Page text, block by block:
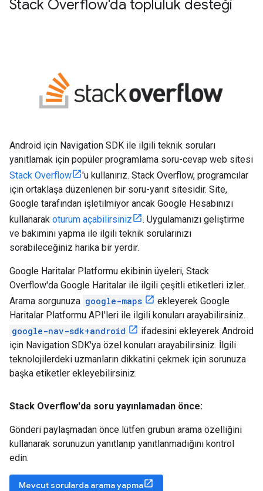
Stack Overflow'da topluluk desteği
Android için Navigation SDK ile ilgili teknik soruları
yanıtlamak için popüler programlama soru-cevap web sitesi
Stack Overflow
'u kullanırız. Stack Overflow, programcılar
için ortaklaşa düzenlenen bir soru-yanıt sitesidir. Site,
Google tarafından işletilmiyor ancak Google Hesabınızı
kullanarak oturum açabilirsiniz
. Uygulamanızı geliştirme
ve bakımını yapma ile ilgili teknik sorularınızı
sorabileceğiniz harika bir yerdir.
Google Haritalar Platformu ekibinin üyeleri, Stack
Overflow'da Google Haritalar ile ilgili çeşitli etiketleri izler.
Arama sorgunuza google-maps
ekleyerek Google
Haritalar Platformu API'leri ile ilgili konuları arayabilirsiniz.
google-nav-sdk+android
ifadesini ekleyerek Android
için Navigation SDK'ya özel konuları arayabilirsiniz. İlgili
teknolojilerdeki uzmanların dikkatini çekmek için sorunuza
başka etiketler ekleyebilirsiniz.
Stack Overflow'da soru yayınlamadan önce:
Gönderi paylaşmadan önce lütfen grubun arama özelliğini
kullanarak sorunuzun yanıtlanıp yanıtlanmadığını kontrol
edin.
Mevcut sorularda arama yapma